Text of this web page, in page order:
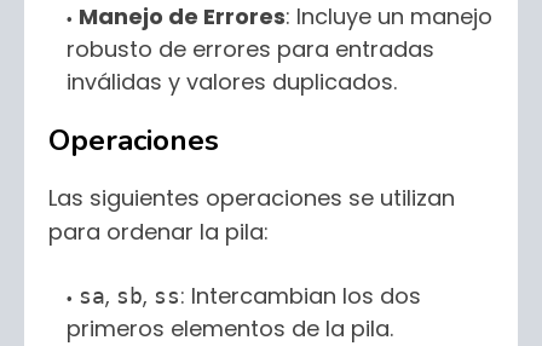
Manejo de Errores: Incluye un manejo
robusto de errores para entradas
inválidas y valores duplicados.
Operaciones
Las siguientes operaciones se utilizan
para ordenar la pila:
sa, sb, ss: Intercambian los dos
primeros elementos de la pila.